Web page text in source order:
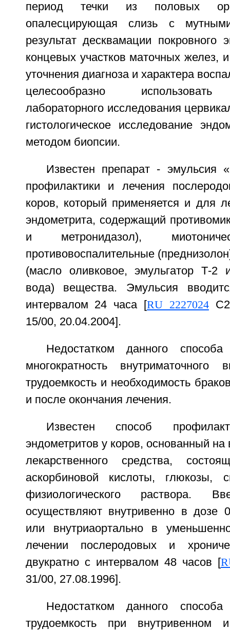
период течки из половых
опалесцирующая слизь с
результат десквамации покровного
концевых участков маточных желез,
уточнения диагноза и характера
целесообразно использовать
лабораторного исследования
гистологическое исследование
методом биопсии.
Известен препарат - эмульсия
профилактики и лечения
коров, который применяется и для
эндометрита, содержащий
и метронидазол),
противовоспалительные
(масло оливковое, эмульгатор Т-2
вода) вещества. Эмульсия
интервалом 24 часа [RU 2227024
15/00, 20.04.2004].
Недостатком данного
многократность внутриматочного
трудоемкость и необходимость
и после окончания лечения.
Известен способ
эндометритов у коров, основанный на
лекарственного средства,
аскорбиновой кислоты, глюкозы,
физиологического раствора.
осуществляют внутривенно в дозе
или внутриаортально в
лечении послеродовых и
двукратно с интервалом 48 часов [
31/00, 27.08.1996].
Недостатком данного
трудоемкость при внутривенном